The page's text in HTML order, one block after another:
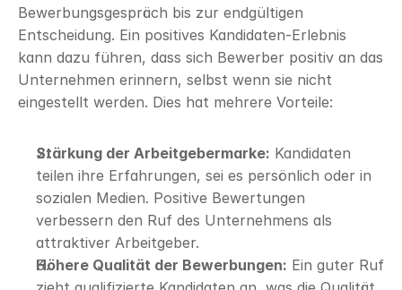
Bewerbungsgespräch bis zur endgültigen
Entscheidung. Ein positives Kandidaten-Erlebnis
kann dazu führen, dass sich Bewerber positiv an das
Unternehmen erinnern, selbst wenn sie nicht
eingestellt werden. Dies hat mehrere Vorteile:
Stärkung der Arbeitgebermarke: Kandidaten
teilen ihre Erfahrungen, sei es persönlich oder in
sozialen Medien. Positive Bewertungen
verbessern den Ruf des Unternehmens als
attraktiver Arbeitgeber.
Höhere Qualität der Bewerbungen: Ein guter Ruf